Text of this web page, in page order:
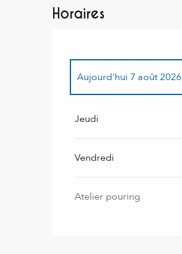
Horaires
16 juillet 2026
Jeudi 30 juillet 2026
Aujourd'hui 7 août 2026
Jeudi
Vendredi
Atelier pouring